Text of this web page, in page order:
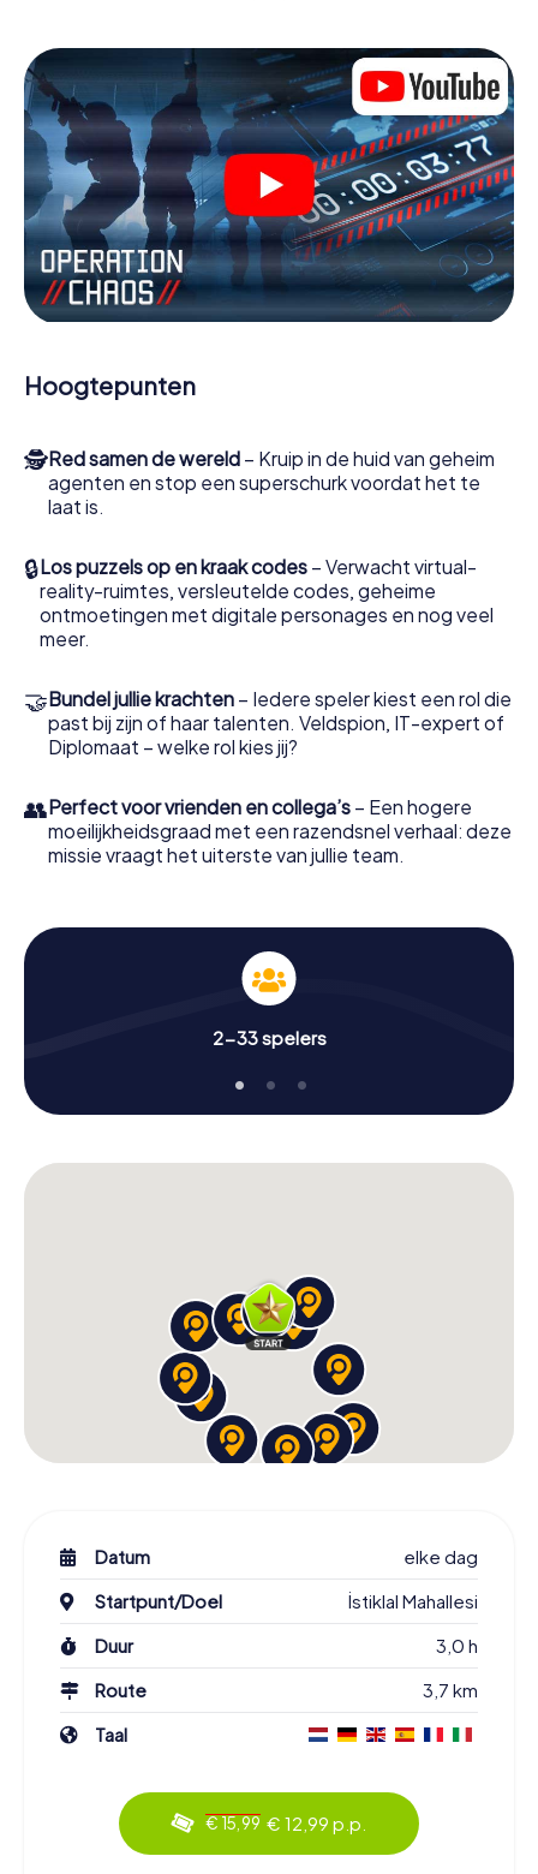
niet opgesloten in een kamer waaruit je jezelf binnen een
bepaald tijdvenster moet bevrijden. Met deze
speurtocht met een smartphone wordt heel Eskişehir
jouw speelveld! De technische voorwaarden voor jouw
avontuur in Eskişehir zijn een smartphone en toegang tot
het mobiel internet. Met één klik krijg jij toegang tot onze
app. Je hoeft niets te installeren om door interactieve
video's, lastige minigames of andere functies in de actie
te worden getrokken.
Werk samen als een team, onderschep vijandige
spionnen en lok de handlangers van de schurk naar je toe.
excelleren om de slechteriken te stoppen. In
tegenstelling tot James Bond en Co. zullen jouw daden
jezelf en jouw team in de hoogste score van Eskişehir en
krijg toegang tot jouw eigen fotogalerij. De escape game
van myCityHunt verandert Eskişehir in jouw eigen
wereld van spionage en geheime agenten en verander
Eskişehir in een escaperoom in de buitenlucht!
Hoogtepunten
🕵Red samen de wereld – Kruip in de huid van geheim
agenten en stop een superschurk voordat het te
laat is.
🔒Los puzzels op en kraak codes – Verwacht virtual-
reality-ruimtes, versleutelde codes, geheime
ontmoetingen met digitale personages en nog veel
meer.
🤝Bundel jullie krachten – Iedere speler kiest een rol die
past bij zijn of haar talenten. Veldspion, IT-expert of
Diplomaat – welke rol kies jij?
👥Perfect voor vrienden en collega’s – Een hogere
moeilijkheidsgraad met een razendsnel verhaal: deze
missie vraagt het uiterste van jullie team.
2-33 spelers
Datum
elke dag
Startpunt/Doel
İstiklal Mahallesi
Duur
3,0 h
Route
3,7 km
Taal
€ 15,99 € 12,99 p.p.